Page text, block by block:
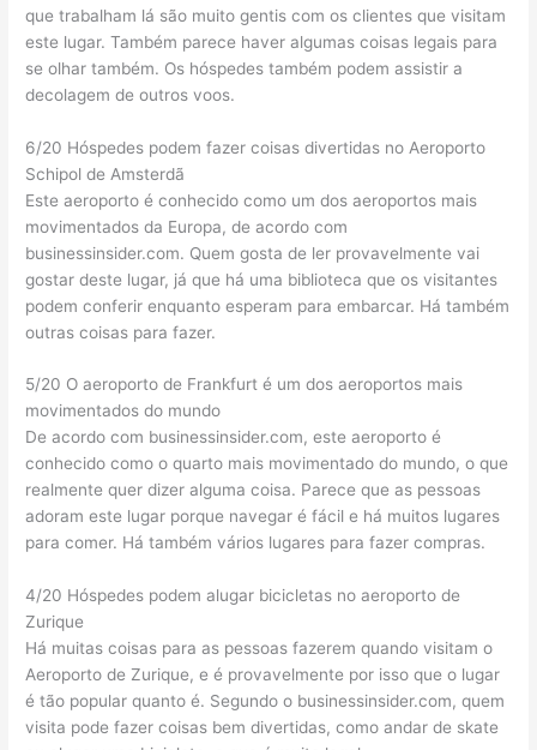
que trabalham lá são muito gentis com os clientes que visitam
este lugar. Também parece haver algumas coisas legais para
se olhar também. Os hóspedes também podem assistir a
decolagem de outros voos.
6/20 Hóspedes podem fazer coisas divertidas no Aeroporto
Schipol de Amsterdã
Este aeroporto é conhecido como um dos aeroportos mais
movimentados da Europa, de acordo com
businessinsider.com. Quem gosta de ler provavelmente vai
gostar deste lugar, já que há uma biblioteca que os visitantes
podem conferir enquanto esperam para embarcar. Há também
outras coisas para fazer.
5/20 O aeroporto de Frankfurt é um dos aeroportos mais
movimentados do mundo
De acordo com businessinsider.com, este aeroporto é
conhecido como o quarto mais movimentado do mundo, o que
realmente quer dizer alguma coisa. Parece que as pessoas
adoram este lugar porque navegar é fácil e há muitos lugares
para comer. Há também vários lugares para fazer compras.
4/20 Hóspedes podem alugar bicicletas no aeroporto de
Zurique
Há muitas coisas para as pessoas fazerem quando visitam o
Aeroporto de Zurique, e é provavelmente por isso que o lugar
é tão popular quanto é. Segundo o businessinsider.com, quem
visita pode fazer coisas bem divertidas, como andar de skate